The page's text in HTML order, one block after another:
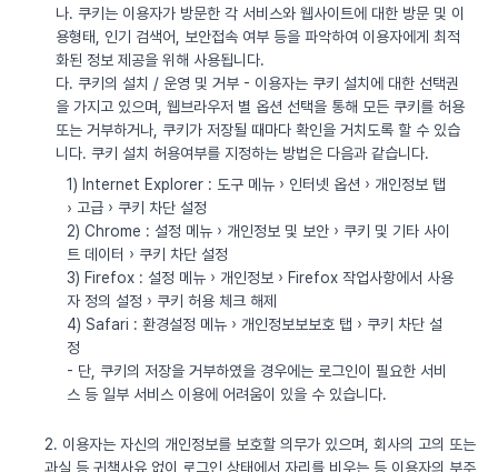
나. 쿠키는 이용자가 방문한 각 서비스와 웹사이트에 대한 방문 및 이
용형태, 인기 검색어, 보안접속 여부 등을 파악하여 이용자에게 최적
화된 정보 제공을 위해 사용됩니다.
다. 쿠키의 설치 / 운영 및 거부 - 이용자는 쿠키 설치에 대한 선택권
을 가지고 있으며, 웹브라우저 별 옵션 선택을 통해 모든 쿠키를 허용
또는 거부하거나, 쿠키가 저장될 때마다 확인을 거치도록 할 수 있습
니다. 쿠키 설치 허용여부를 지정하는 방법은 다음과 같습니다.
1) Internet Explorer : 도구 메뉴 › 인터넷 옵션 › 개인정보 탭
› 고급 › 쿠키 차단 설정
2) Chrome : 설정 메뉴 › 개인정보 및 보안 › 쿠키 및 기타 사이
트 데이터 › 쿠키 차단 설정
3) Firefox : 설정 메뉴 › 개인정보 › Firefox 작업사항에서 사용
자 정의 설정 › 쿠키 허용 체크 해제
4) Safari : 환경설정 메뉴 › 개인정보보보호 탭 › 쿠키 차단 설
정
- 단, 쿠키의 저장을 거부하였을 경우에는 로그인이 필요한 서비
스 등 일부 서비스 이용에 어려움이 있을 수 있습니다.
2. 이용자는 자신의 개인정보를 보호할 의무가 있으며, 회사의 고의 또는
과실 등 귀책사유 없이 로그인 상태에서 자리를 비우는 등 이용자의 부주